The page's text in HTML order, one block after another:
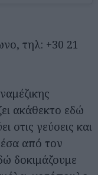
τηλ: +30 21
ακάθεκτο εδώ
στις γεύσεις και
από τον
δοκιμάζουμε